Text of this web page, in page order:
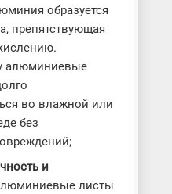
образуется
препятствующая
алюминиевые
во влажной или
без
и
листы